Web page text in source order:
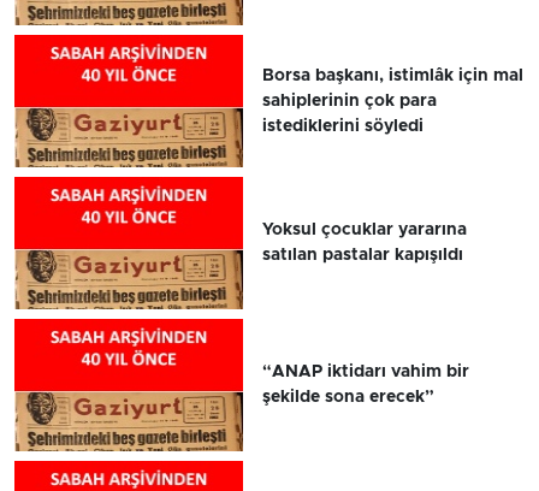
Borsa başkanı, istimlâk için mal
sahiplerinin çok para
istediklerini söyledi
Yoksul çocuklar yararına
satılan pastalar kapışıldı
“ANAP iktidarı vahim bir
şekilde sona erecek”